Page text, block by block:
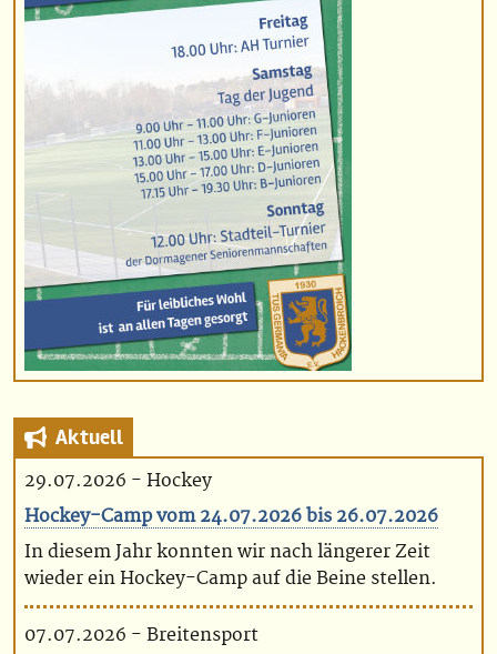
Aktuell
29.07.2026 - Hockey
Hockey-Camp vom 24.07.2026 bis 26.07.2026
In diesem Jahr konnten wir nach längerer Zeit
wieder ein Hockey-Camp auf die Beine stellen.
07.07.2026 - Breitensport